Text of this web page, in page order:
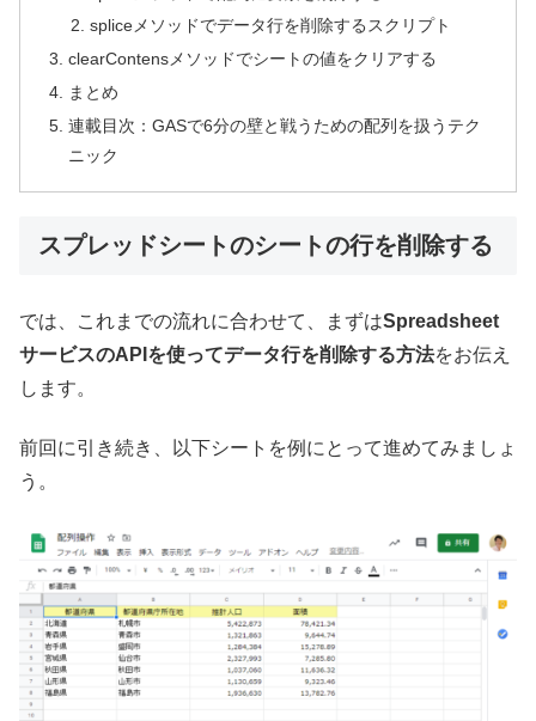
spliceメソッドでデータ行を削除するスクリプト
clearContensメソッドでシートの値をクリアする
まとめ
連載目次：GASで6分の壁と戦うための配列を扱うテク
ニック
スプレッドシートのシートの行を削除する
では、これまでの流れに合わせて、まずはSpreadsheet
サービスのAPIを使ってデータ行を削除する方法をお伝え
します。
前回に引き続き、以下シートを例にとって進めてみましょ
う。